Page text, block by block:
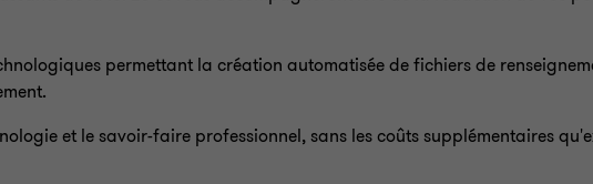
permettant la création automatisée de fichiers de
et le savoir-faire professionnel, sans les coûts supplémentaires